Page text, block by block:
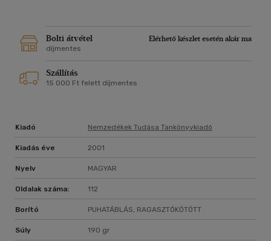
Bolti átvétel
Elérhető készlet esetén akár ma
díjmentes
Szállítás
15 000 Ft felett díjmentes
Kiadó Nemzedékek Tudása Tankönyvkiadó
Kiadás éve 2001
Nyelv MAGYAR
Oldalak száma: 112
Borító PUHATÁBLÁS, RAGASZTÓKÖTÖTT
Súly 190 gr